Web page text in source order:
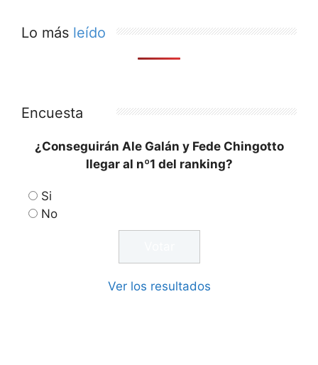
Lo más leído
Encuesta
¿Conseguirán Ale Galán y Fede Chingotto
llegar al nº1 del ranking?
Si
No
Ver los resultados